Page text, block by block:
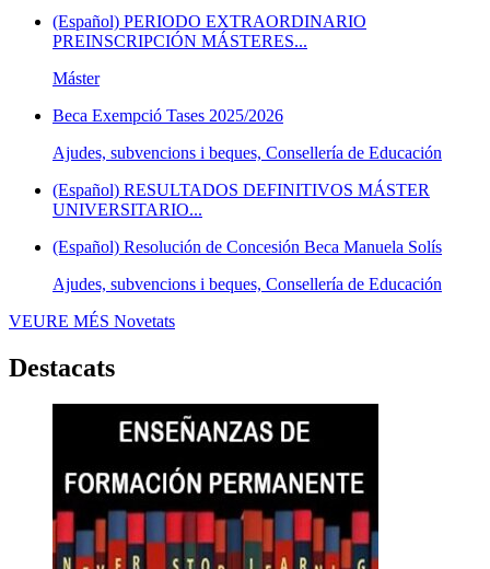
(Español) PERIODO EXTRAORDINARIO
PREINSCRIPCIÓN MÁSTERES...
Máster
Beca Exempció Tases 2025/2026
Ajudes, subvencions i beques, Consellería de Educación
(Español) RESULTADOS DEFINITIVOS MÁSTER
UNIVERSITARIO...
(Español) Resolución de Concesión Beca Manuela Solís
Ajudes, subvencions i beques, Consellería de Educación
VEURE MÉS Novetats
Destacats